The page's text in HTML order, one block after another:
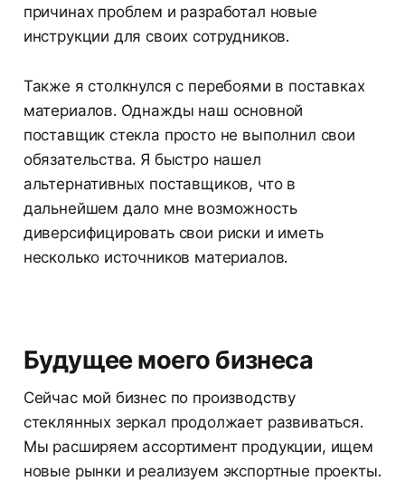
причинах проблем и разработал новые
инструкции для своих сотрудников.
Также я столкнулся с перебоями в поставках
материалов. Однажды наш основной
поставщик стекла просто не выполнил свои
обязательства. Я быстро нашел
альтернативных поставщиков, что в
дальнейшем дало мне возможность
диверсифицировать свои риски и иметь
несколько источников материалов.
Будущее моего бизнеса
Сейчас мой бизнес по производству
стеклянных зеркал продолжает развиваться.
Мы расширяем ассортимент продукции, ищем
новые рынки и реализуем экспортные проекты.